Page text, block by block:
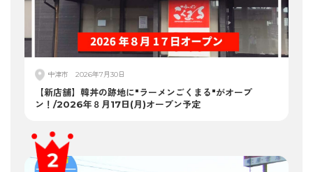
中津市 2026年7月30日
【新店舗】韓丼の跡地に"ラーメンごくまる"がオープ
ン！/2026年８月17日(月)オープン予定